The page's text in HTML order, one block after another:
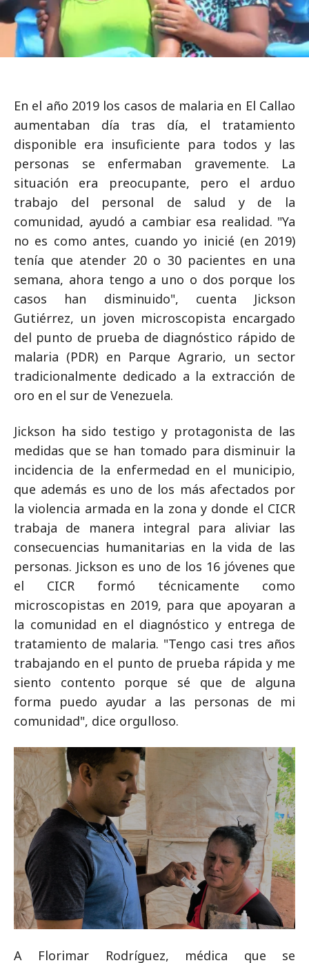
En el año 2019 los casos de malaria en El Callao
aumentaban día tras día, el tratamiento
disponible era insuficiente para todos y las
personas se enfermaban gravemente. La
situación era preocupante, pero el arduo
trabajo del personal de salud y de la
comunidad, ayudó a cambiar esa realidad. "Ya
no es como antes, cuando yo inicié (en 2019)
tenía que atender 20 o 30 pacientes en una
semana, ahora tengo a uno o dos porque los
casos han disminuido", cuenta Jickson
Gutiérrez, un joven microscopista encargado
del punto de prueba de diagnóstico rápido de
malaria (PDR) en Parque Agrario, un sector
tradicionalmente dedicado a la extracción de
oro en el sur de Venezuela.
Jickson ha sido testigo y protagonista de las
medidas que se han tomado para disminuir la
incidencia de la enfermedad en el municipio,
que además es uno de los más afectados por
la violencia armada en la zona y donde el CICR
trabaja de manera integral para aliviar las
consecuencias humanitarias en la vida de las
personas. Jickson es uno de los 16 jóvenes que
el CICR formó técnicamente como
microscopistas en 2019, para que apoyaran a
la comunidad en el diagnóstico y entrega de
tratamiento de malaria. "Tengo casi tres años
trabajando en el punto de prueba rápida y me
siento contento porque sé que de alguna
forma puedo ayudar a las personas de mi
comunidad", dice orgulloso.
A Florimar Rodríguez, médica que se